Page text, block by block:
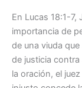
En Lucas 18:1-7,
importancia de
de una viuda
de justicia
la oración, el